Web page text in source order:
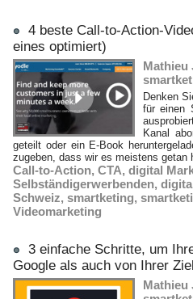
4 beste Call-to-Action-
eines optimiert)
Mathieu
Denken
für einen
Kanal
geteilt oder ein E-Book
zugeben, dass wir es meistens getan
Call-to-Action, CTA, digital
Selbständigerwerbenden,
Schweiz, smartketing,
Videomarketing
3 einfache Schritte, um
Google als auch von Ihrer
Mathieu